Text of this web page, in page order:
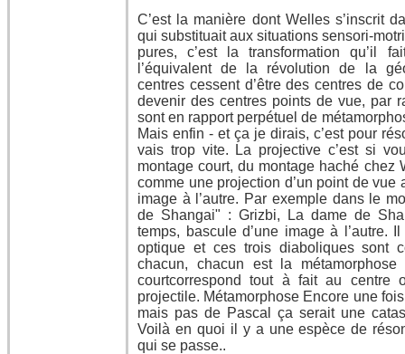
C’est la manière dont Welles s’inscrit
qui substituait aux situations sensori-
pures, c’est la transformation qu’il
l’équivalent de la révolution de la
centres cessent d’être des centres de
devenir des centres points de vue, par
sont en rapport perpétuel de
Mais enfin - et ça je dirais, c’est pour
vais trop vite. La projective c’est si
montage court, du montage haché chez
comme une projection d’un point de vue
image à l’autre. Par exemple dans le
de Shangai" : Grizbi, La dame de
temps, bascule d’une image à l’autre.
optique et ces trois diaboliques sont
chacun, chacun est la
courtcorrespond tout à fait au centre
projectile. Métamorphose Encore une
mais pas de Pascal ça serait une
Voilà en quoi il y a une espèce de
qui se passe..